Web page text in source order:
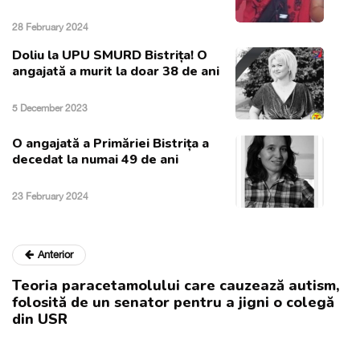
28 February 2024
Doliu la UPU SMURD Bistrița! O
angajată a murit la doar 38 de ani
5 December 2023
O angajată a Primăriei Bistrița a
decedat la numai 49 de ani
23 February 2024
Anterior
Teoria paracetamolului care cauzează autism,
folosită de un senator pentru a jigni o colegă
din USR